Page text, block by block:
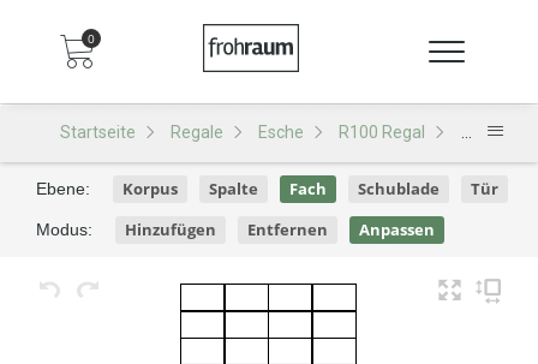
0
Startseite Regale Esche R100 Regal R100 -
Ebene: Korpus Spalte Fach Schublade Tür
Modus: Hinzufügen Entfernen Anpassen